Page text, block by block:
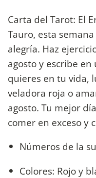
Carta del Tarot: El
Tauro, esta
alegría. Haz
agosto y escribe
quieres en tu vida,
veladora roja o
agosto. Tu mejor
comer en exceso y
Números de la
Colores: Rojo y